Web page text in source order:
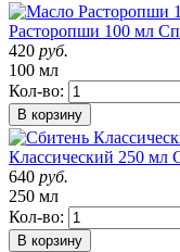
Расторопши 100 мл
420 руб.
100 мл
Кол-во:
В корзину
Классический 250 мл
640 руб.
250 мл
Кол-во:
В корзину